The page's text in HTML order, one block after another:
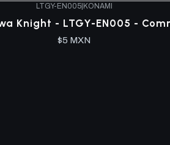
LTGY-EN005| KONAMI
Knight - LTGY-EN005 -
$5 MXN